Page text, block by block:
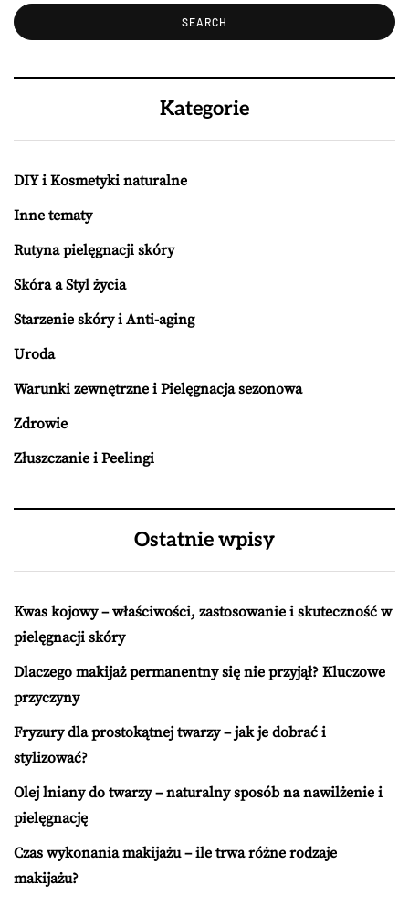
Kategorie
DIY i Kosmetyki naturalne
Inne tematy
Rutyna pielęgnacji skóry
Skóra a Styl życia
Starzenie skóry i Anti-aging
Uroda
Warunki zewnętrzne i Pielęgnacja sezonowa
Zdrowie
Złuszczanie i Peelingi
Ostatnie wpisy
Kwas kojowy – właściwości, zastosowanie i skuteczność w
pielęgnacji skóry
Dlaczego makijaż permanentny się nie przyjął? Kluczowe
przyczyny
Fryzury dla prostokątnej twarzy – jak je dobrać i
stylizować?
Olej lniany do twarzy – naturalny sposób na nawilżenie i
pielęgnację
Czas wykonania makijażu – ile trwa różne rodzaje
makijażu?